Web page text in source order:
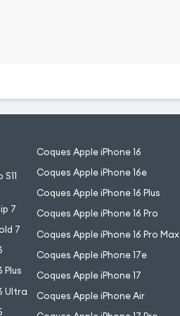
7
7
Plus
Ultra
Coques Apple iPhone 16
Coques Apple iPhone 16e
Coques Apple iPhone 16 Plus
Coques Apple iPhone 16 Pro
Coques Apple iPhone 16 Pro Max
Coques Apple iPhone 17e
Coques Apple iPhone 17
Coques Apple iPhone Air